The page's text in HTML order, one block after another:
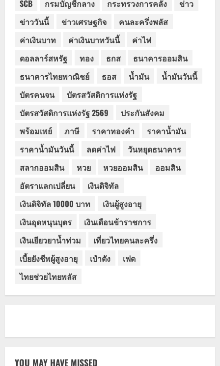
SCB กรมบัญชีกลาง กระทรวงการคลัง
ข่าว
ข่าววันนี้
ข่าวเศรษฐกิจ
คนละครึ่งพลัส
ค่าเงินบาท
ค่าเงินบาทวันนี้
ค่าไฟ
ดอลลาร์สหรัฐ
ทอง ธกส
ธนาคารออมสิน
ธนาคารไทยพาณิชย์
ธอส น้ำมัน
น้ำมันวันนี้
บัตรคนจน
บัตรสวัสดิการแห่งรัฐ
บัตรสวัสดิการแห่งรัฐ 2569
ประกันสังคม
พร้อมเพย์
ภาษี ราคาทองคำ
ราคาน้ำมัน
ราคาน้ำมันวันนี้
ลดค่าไฟ
วันหยุดธนาคาร
สลากออมสิน
หวย หวยออมสิน
ออมสิน
อัตราแลกเปลี่ยน
เงินดิจิทัล
เงินดิจิทัล 10000 บาท
เงินผู้สูงอายุ
เงินอุดหนุนบุตร
เงินเดือนข้าราชการ
เงินเยียวยาน้ำท่วม
เที่ยวไทยคนละครึ่ง
เบี้ยยังชีพผู้สูงอายุ
เป๋าตัง
เฟด
ไทยช่วยไทยพลัส
YOU MAY HAVE MISSED